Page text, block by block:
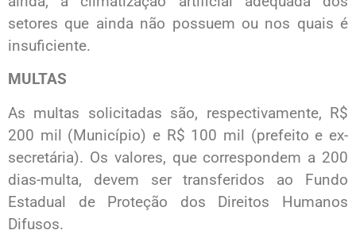
setores que ainda não possuem ou nos quais é
insuficiente.
MULTAS
As multas solicitadas são, respectivamente, R$
200 mil (Município) e R$ 100 mil (prefeito e ex-
secretária). Os valores, que correspondem a 200
dias-multa, devem ser transferidos ao Fundo
Estadual de Proteção dos Direitos Humanos
Difusos.